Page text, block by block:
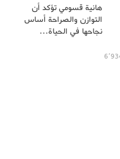
هانية قسومي تؤكد أن
التوازن والصراحة أساس
نجاحها في الحياة…